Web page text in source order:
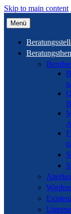
Skip to main content
Menü